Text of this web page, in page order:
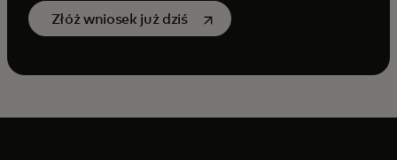
Złóż wniosek już dziś opens in a new tab